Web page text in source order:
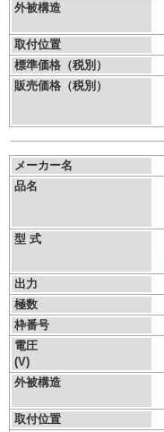
外被構造
取付位置
標準価格（税別）
販売価格（税別）
メーカー名
品名
型 式
出力
極数
枠番号
電圧
(V)
外被構造
取付位置